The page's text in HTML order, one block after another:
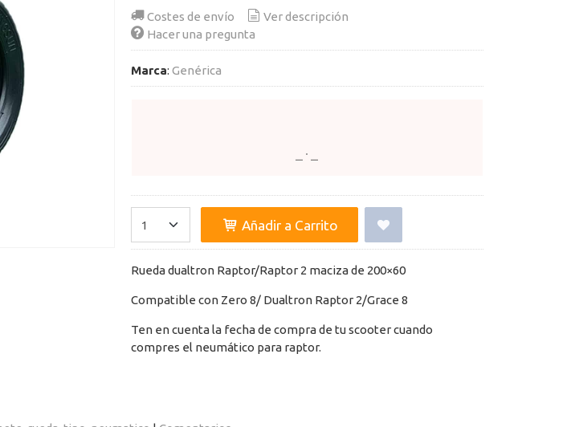
Costes de envío
Ver descripción
Hacer una pregunta
Marca: Genérica
Añadir a Carrito
Rueda dualtron Raptor/Raptor 2 maciza de 200×60
Compatible con Zero 8/ Dualtron Raptor 2/Grace 8
Ten en cuenta la fecha de compra de tu scooter cuando
compres el neumático para raptor.